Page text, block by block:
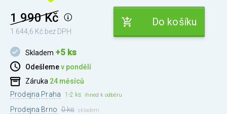
1 990 Kč
1 644,6 Kč bez DPH
Do košíku
Skladem +5 ks
Odešlemev pondělí
Záruka 24 měsíců
Prodejna Praha
1-2 ks ihned k odběru
Prodejna Brno 0 ks skladem